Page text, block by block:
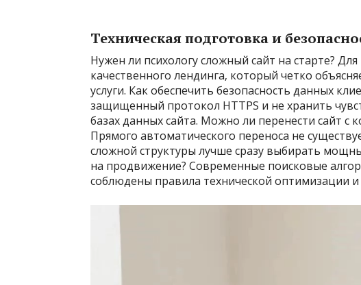
Техническая подготовка и
Нужен ли психологу сложный сайт на старте?
качественного лендинга‚ который четко
услуги. Как обеспечить безопасность данных
защищенный протокол HTTPS и не хранить
базах данных сайта. Можно ли перенести сайт с
Прямого автоматического переноса не
сложной структуры лучше сразу выбирать
на продвижение? Современные поисковые
соблюдены правила технической оптимизации